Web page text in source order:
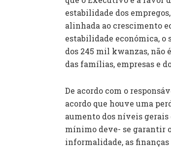
estabilidade dos
alinhada ao crescimento
estabilidade económica,
dos 245 mil kwanzas, não
das famílias, empresas e
De acordo com o
acordo que houve uma
aumento dos níveis
mínimo deve- se garantir
informalidade, as